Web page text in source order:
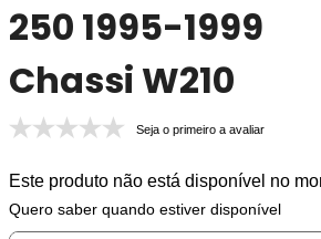
250 1995-1999
Chassi W210
Seja o primeiro a avaliar
Este produto não está disponível no
Quero saber quando estiver disponível